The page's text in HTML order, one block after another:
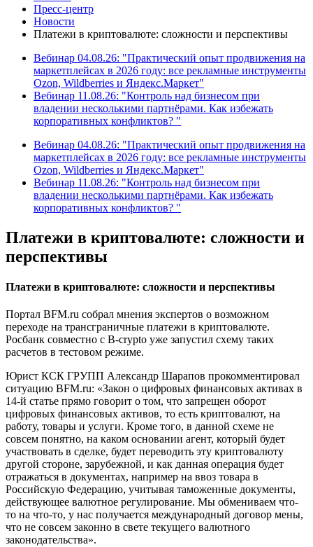
Пресс-центр
Новости
Платежи в криптовалюте: сложности и перспективы
Вебинар 04.08.26: "Практический опыт продвижения на
маркетплейсах в 2026 году: все рекламные инструменты
Ozon, Wildberries и Яндекс.Маркет"
Вебинар 11.08.26: "Контроль над бизнесом при
владении несколькими партнёрами. Как избежать
корпоративных конфликтов? "
Вебинар 04.08.26: "Практический опыт продвижения на
маркетплейсах в 2026 году: все рекламные инструменты
Ozon, Wildberries и Яндекс.Маркет"
Вебинар 11.08.26: "Контроль над бизнесом при
владении несколькими партнёрами. Как избежать
корпоративных конфликтов? "
Платежи в криптовалюте: сложности и
перспективы
Платежи в криптовалюте: сложности и перспективы
Портал BFM.ru собрал мнения экспертов о возможном
переходе на трансграничные платежи в криптовалюте.
Росбанк совместно с B-crypto уже запустил схему таких
расчетов в тестовом режиме.
Юрист КСК ГРУПП Александр Шарапов прокомментировал
ситуацию BFM.ru: «Закон о цифровых финансовых активах в
14-й статье прямо говорит о том, что запрещен оборот
цифровых финансовых активов, то есть криптовалют, на
работу, товары и услуги. Кроме того, в данной схеме не
совсем понятно, на каком основании агент, который будет
участвовать в сделке, будет переводить эту криптовалюту
другой стороне, зарубежной, и как данная операция будет
отражаться в документах, например на ввоз товара в
Российскую Федерацию, учитывая таможенные документы,
действующее валютное регулирование. Мы обмениваем что-
то на что-то, у нас получается международный договор мены,
что не совсем законно в свете текущего валютного
законодательства».